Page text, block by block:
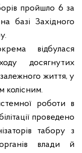
пройшло 6 за
базі Західного
відбулася
досягнутих
життя, у
колісним.
роботи в
проведено
табору з
влади й